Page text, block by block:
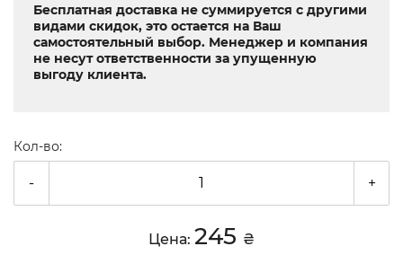
Бесплатная доставка не суммируется с другими
видами скидок, это остается на Ваш
самостоятельный выбор. Менеджер и компания
не несут ответственности за упущенную
выгоду клиента.
Кол-во:
- +
Цена: 245 ₴